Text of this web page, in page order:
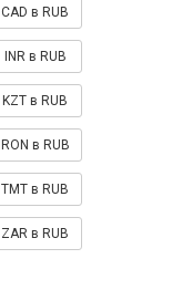
CAD в RUB
INR в RUB
KZT в RUB
RON в RUB
TMT в RUB
ZAR в RUB